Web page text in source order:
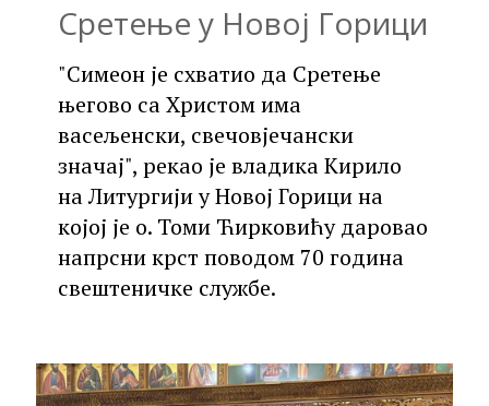
Сретење у Новој Горици
"Симеон је схватио да Сретење
његово са Христом има
васељенски, свечовјечански
значај", рекао је владика Кирило
на Литургији у Новој Горици на
којој је о. Томи Ћирковићу даровао
напрсни крст поводом 70 година
свештеничке службе.